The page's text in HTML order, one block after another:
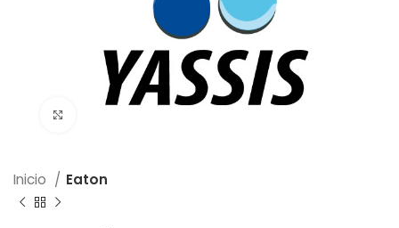
Inicio Eaton